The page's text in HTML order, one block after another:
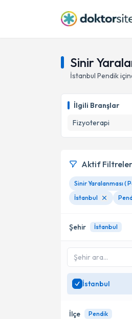
Sinir
İstanbul Pendik
İlgili Branşlar
Fizyoterapi
Aktif Filtreler
Sinir Yaralanması (
İstanbul
Şehir İstanbul
İstanbul
İlçe Pendik